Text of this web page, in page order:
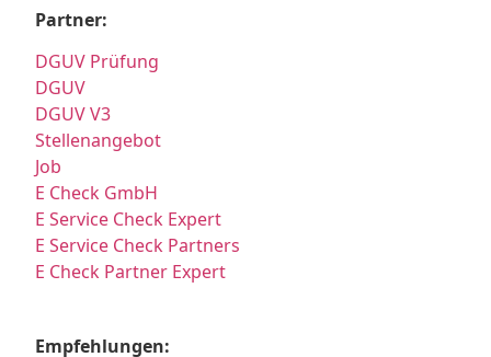
Partner:
DGUV Prüfung
DGUV
DGUV V3
Stellenangebot
Job
E Check GmbH
E Service Check Expert
E Service Check Partners
E Check Partner Expert
Empfehlungen: